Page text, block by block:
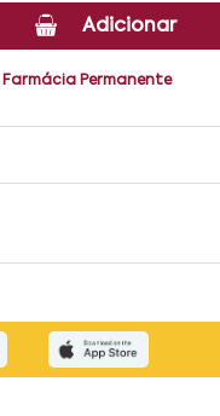
Adicionar
Farmácia Permanente